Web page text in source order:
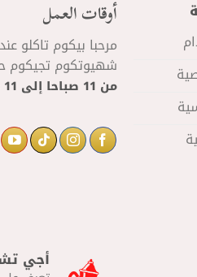
أوقات العمل
مرحبا بيكوم تاكلو
شهيوتكوم تجيكوم
من 11 صباحا إلى
أجي